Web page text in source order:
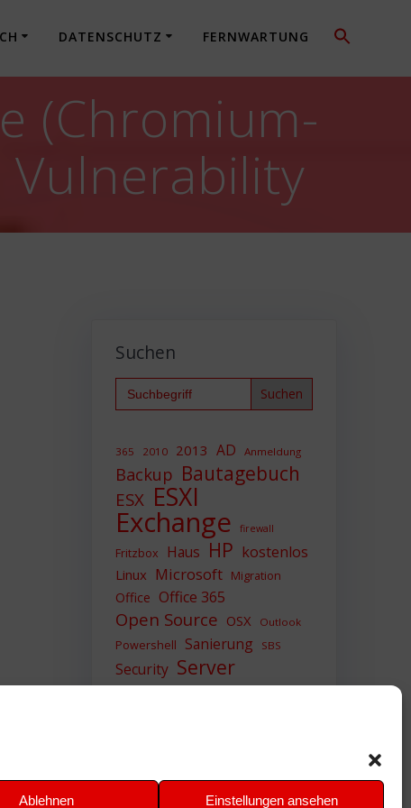
Ablehnen Einstellungen ansehen
DATENSCHUTZ FERNWARTUNG
(Chromium-
Vulnerability
Suchen
Search
for:
365 2010 2013 AD Anmeldung
Backup Bautagebuch
ESX ESXI
Exchange firewall
Fritzbox Haus HP kostenlos
Linux Microsoft Migration
Office Office 365
Open Source OSX Outlook
Powershell Sanierung SBS
Security Server
Sicherheit SIEM
VMWare VPN WAZUH